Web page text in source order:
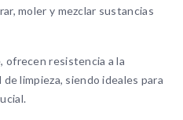
moler y mezclar sustancias
ofrecen resistencia a la
limpieza, siendo ideales para